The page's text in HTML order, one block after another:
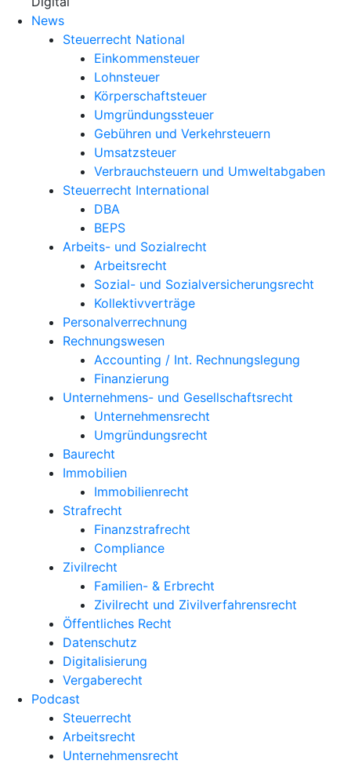
News
Steuerrecht National
Einkommensteuer
Lohnsteuer
Körperschaftsteuer
Umgründungssteuer
Gebühren und Verkehrsteuern
Umsatzsteuer
Verbrauchsteuern und Umweltabgaben
Steuerrecht International
DBA
BEPS
Arbeits- und Sozialrecht
Arbeitsrecht
Sozial- und Sozialversicherungsrecht
Kollektivverträge
Personalverrechnung
Rechnungswesen
Accounting / Int. Rechnungslegung
Finanzierung
Unternehmens- und Gesellschaftsrecht
Unternehmensrecht
Umgründungsrecht
Baurecht
Immobilien
Immobilienrecht
Strafrecht
Finanzstrafrecht
Compliance
Zivilrecht
Familien- & Erbrecht
Zivilrecht und Zivilverfahrensrecht
Öffentliches Recht
Datenschutz
Digitalisierung
Vergaberecht
Podcast
Steuerrecht
Arbeitsrecht
Unternehmens­recht